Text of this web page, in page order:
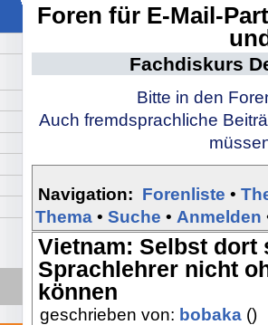
Foren für E-Mail-
Fachdiskurs
Bitte in den
Auch fremdsprachliche
Navigation: Forenliste •
Thema • Suche • Anmelden
Vietnam: Selbst dort
Sprachlehrer nicht
können
geschrieben von: bobaka ()